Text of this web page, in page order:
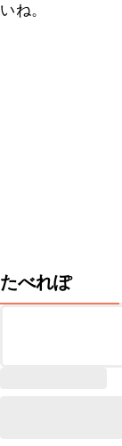
いね。
たべれぽ